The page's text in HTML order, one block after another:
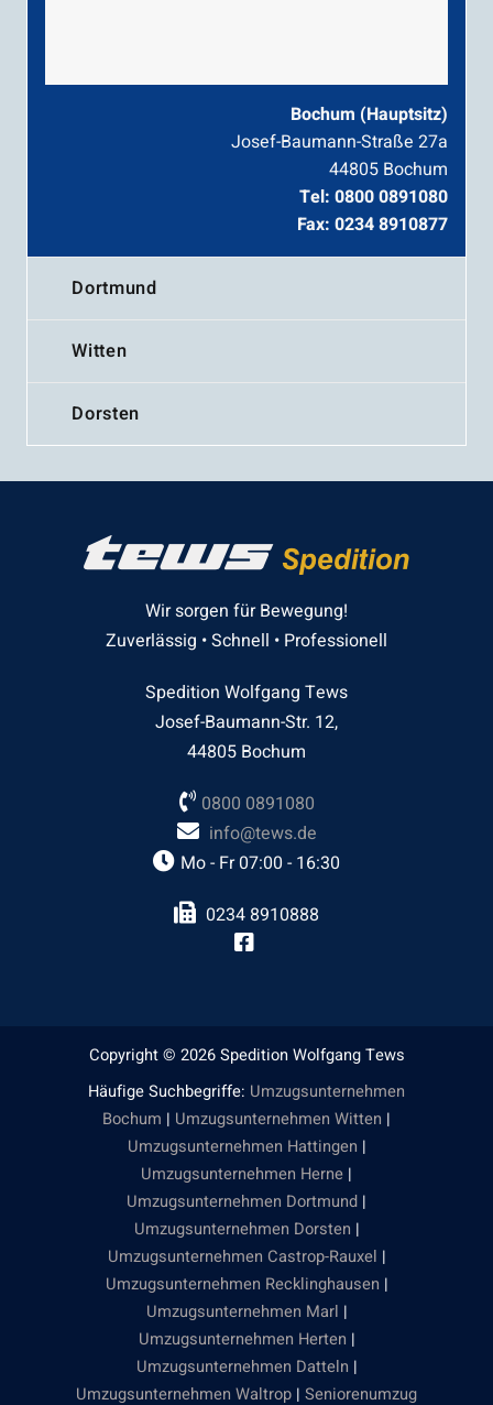
Bochum (Hauptsitz)
Josef-Baumann-Straße 27a
44805 Bochum
Tel: 0800 0891080
Fax: 0234 8910877
Dortmund
Witten
Dorsten
Wir sorgen für Bewegung!
Zuverlässig • Schnell • Professionell
Spedition Wolfgang Tews
Josef-Baumann-Str. 12,
44805 Bochum
0800 0891080
info@tews.de
Mo - Fr 07:00 - 16:30
0234 8910888
Copyright © 2026 Spedition Wolfgang Tews
Häufige Suchbegriffe: Umzugsunternehmen
Bochum | Umzugsunternehmen Witten |
Umzugsunternehmen Hattingen |
Umzugsunternehmen Herne |
Umzugsunternehmen Dortmund |
Umzugsunternehmen Dorsten |
Umzugsunternehmen Castrop-Rauxel |
Umzugsunternehmen Recklinghausen |
Umzugsunternehmen Marl |
Umzugsunternehmen Herten |
Umzugsunternehmen Datteln |
Umzugsunternehmen Waltrop | Seniorenumzug